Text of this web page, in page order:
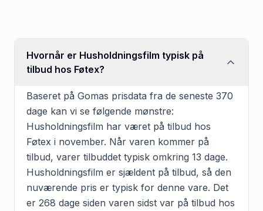
Hvornår er Husholdningsfilm typisk på
tilbud hos Føtex?
Baseret på Gomas prisdata fra de seneste 370
dage kan vi se følgende mønstre:
Husholdningsfilm har været på tilbud hos
Føtex i november. Når varen kommer på
tilbud, varer tilbuddet typisk omkring 13 dage.
Husholdningsfilm er sjældent på tilbud, så den
nuværende pris er typisk for denne vare. Det
er 268 dage siden varen sidst var på tilbud hos